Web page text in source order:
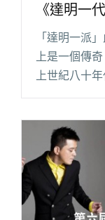
《達明一代
「達明一派
上是一個傳
上世紀八十
片公司不斷
「Radius」
香港新一代